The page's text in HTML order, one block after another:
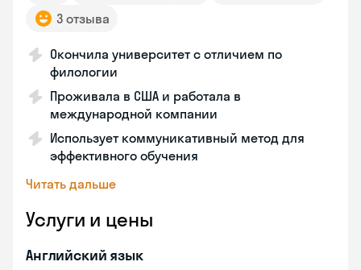
3 отзыва
Окончила университет с отличием по
филологии
Проживала в США и работала в
международной компании
Использует коммуникативный метод для
эффективного обучения
Читать дальше
Услуги и цены
Английский язык